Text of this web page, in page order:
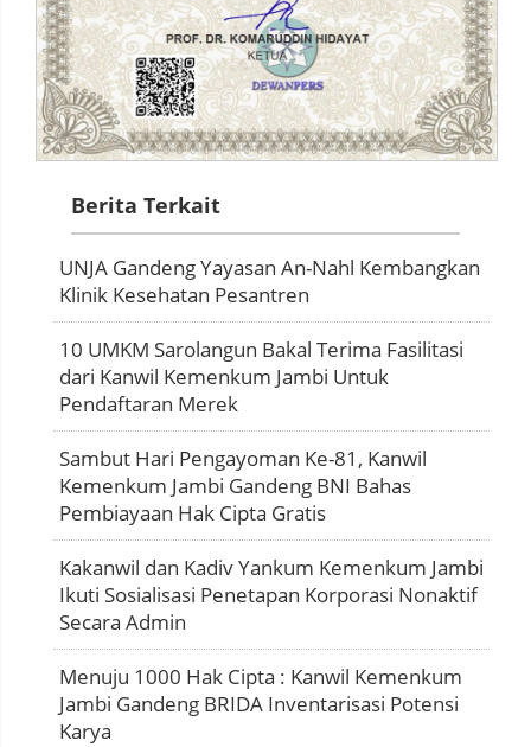
Berita Terkait
UNJA Gandeng Yayasan An-Nahl Kembangkan
Klinik Kesehatan Pesantren
10 UMKM Sarolangun Bakal Terima Fasilitasi
dari Kanwil Kemenkum Jambi Untuk
Pendaftaran Merek
Sambut Hari Pengayoman Ke-81, Kanwil
Kemenkum Jambi Gandeng BNI Bahas
Pembiayaan Hak Cipta Gratis
Kakanwil dan Kadiv Yankum Kemenkum Jambi
Ikuti Sosialisasi Penetapan Korporasi Nonaktif
Secara Admin
Menuju 1000 Hak Cipta : Kanwil Kemenkum
Jambi Gandeng BRIDA Inventarisasi Potensi
Karya